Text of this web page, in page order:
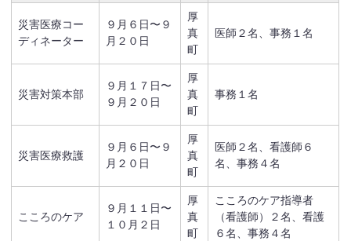
災害医療コー
ディネーター
９月６日〜９
月２０日
厚
真
町
医師２名、事務１名
災害対策本部
９月１７日〜
９月２０日
厚
真
町
事務１名
災害医療救護
９月６日〜９
月２０日
厚
真
町
医師２名、看護師６
名、事務４名
こころのケア
９月１１日〜
１０月２日
厚
真
町
こころのケア指導者
（看護師）２名、看護
６名、事務４名